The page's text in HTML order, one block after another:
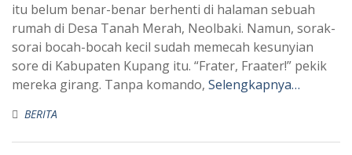
itu belum benar-benar berhenti di halaman sebuah
rumah di Desa Tanah Merah, Neolbaki. Namun, sorak-
sorai bocah-bocah kecil sudah memecah kesunyian
sore di Kabupaten Kupang itu. “Frater, Fraater!” pekik
mereka girang. Tanpa komando, Selengkapnya…
BERITA